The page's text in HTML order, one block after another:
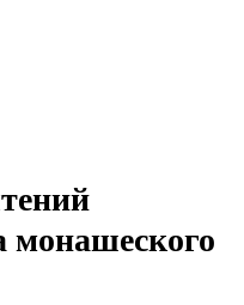
монашеского